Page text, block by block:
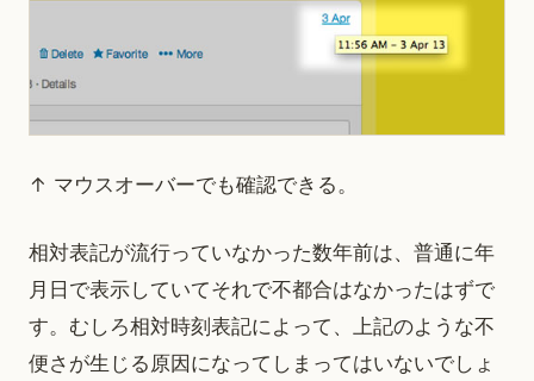
↑ マウスオーバーでも確認できる。
相対表記が流行っていなかった数年前は、普通に年
月日で表示していてそれで不都合はなかったはずで
す。むしろ相対時刻表記によって、上記のような不
便さが生じる原因になってしまってはいないでしょ